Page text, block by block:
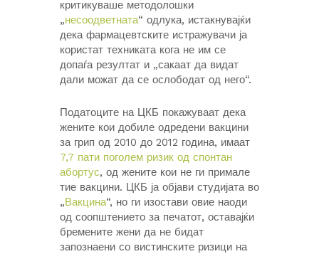
критикуваше методолошки
„несоодветната“ одлука, истакнувајќи
дека фармацевтските истражувачи ја
користат техниката кога не им се
допаѓа резултат и „сакаат да видат
дали можат да се ослободат од него“.
Податоците на ЦКБ покажуваат дека
жените кои добиле одредени вакцини
за грип од 2010 до 2012 година, имаат
7,7 пати поголем ризик од спонтан
абортус, од жените кои не ги примале
тие вакцини. ЦКБ ја објави студијата во
„Вакцина“, но ги изостави овие наоди
од соопштението за печатот, оставајќи
бремените жени да не бидат
запознаени со вистинските ризици на